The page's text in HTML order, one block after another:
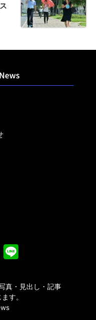
真・見出し・記事
す。